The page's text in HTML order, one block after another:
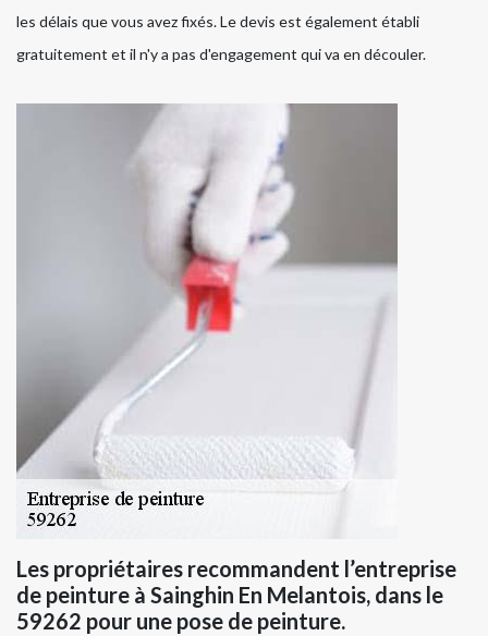
les délais que vous avez fixés. Le devis est également établi
gratuitement et il n'y a pas d'engagement qui va en découler.
Les propriétaires recommandent l’entreprise
de peinture à Sainghin En Melantois, dans le
59262 pour une pose de peinture.